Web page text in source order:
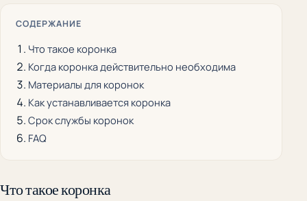
СОДЕРЖАНИЕ
Что такое коронка
Когда коронка действительно необходима
Материалы для коронок
Как устанавливается коронка
Срок службы коронок
FAQ
Что такое коронка